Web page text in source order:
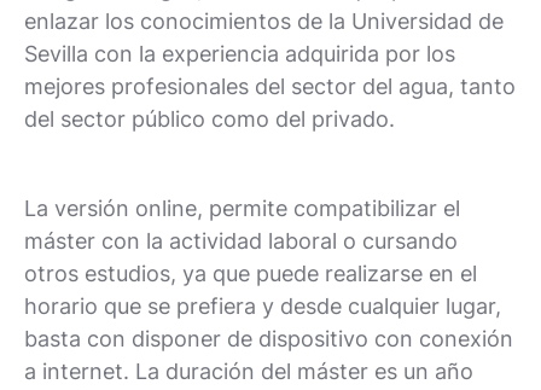
enlazar los conocimientos de la Universidad de
Sevilla con la experiencia adquirida por los
mejores profesionales del sector del agua, tanto
del sector público como del privado.
La versión online, permite compatibilizar el
máster con la actividad laboral o cursando
otros estudios, ya que puede realizarse en el
horario que se prefiera y desde cualquier lugar,
basta con disponer de dispositivo con conexión
a internet. La duración del máster es un año